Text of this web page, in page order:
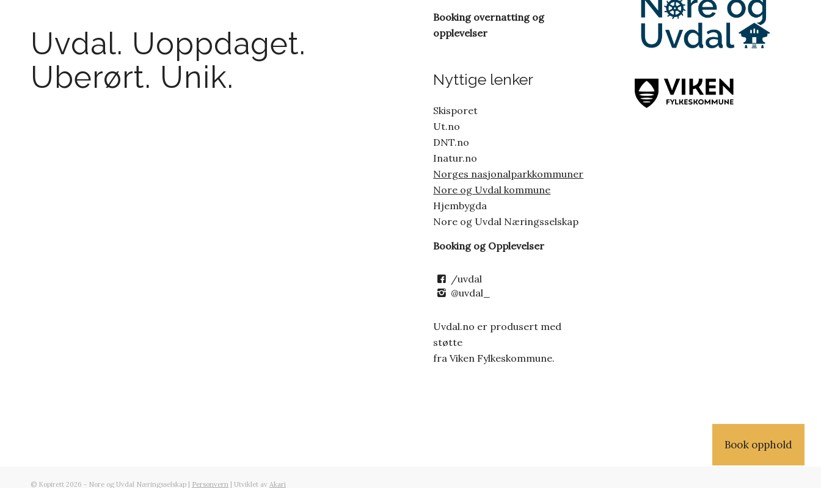
Uvdal. Uoppdaget.
Uberørt. Unik.
Booking overnatting og
opplevelser
Nyttige lenker
Skisporet
Ut.no
DNT.no
Inatur.no
Norges nasjonalparkkommuner
Nore og Uvdal kommune
Hjembygda
Nore og Uvdal Næringsselskap
Booking og Opplevelser
/uvdal
@uvdal_
Uvdal.no er produsert med
støtte
fra Viken Fylkeskommune.
Book opphold
© Kopirett 2026 - Nore og Uvdal Næringsselskap | Personvern | Utviklet av Akari